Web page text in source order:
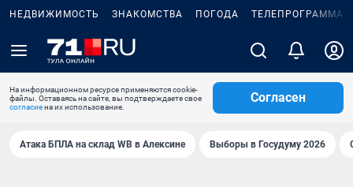
НЕДВИЖИМОСТЬ ЗНАКОМСТВА ПОГОДА ТЕЛЕПРОГРАММА
На информационном ресурсе применяются cookie-
файлы. Оставаясь на сайте, вы подтверждаете свое
согласиена их использование.
Согласен
Атака БПЛА на склад WB в Алексине Выборы в Госудуму 2026